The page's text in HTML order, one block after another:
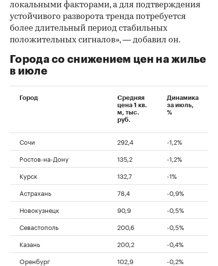
локальными факторами, а для подтверждения
устойчивого разворота тренда потребуется
более длительный период стабильных
положительных сигналов», — добавил он.
Города со снижением цен на жилье
в июле
Город
Средняя
цена 1 кв.
м, тыс.
руб.
Динамика
за июль,
%
Сочи 292,4
-1,2%
Ростов-на-Дону
135,2
-1,2%
Курск
132,7
-1%
Астрахань
78,4
-0,9%
Новокузнецк
90,9
-0,5%
Севастополь
200,6
-0,5%
Казань
200,2
-0,4%
Оренбург
102,9
-0,2%